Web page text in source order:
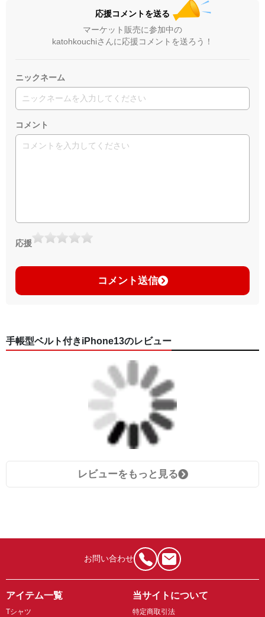
応援コメントを送る
マーケット販売に参加中の
katohkouchiさんに応援コメントを送ろう！
ニックネーム
コメント
応援
コメント送信
手帳型ベルト付きiPhone13のレビュー
レビューをもっと見る
お問い合わせ
アイテム一覧
Tシャツ
当サイトについて
特定商取引法